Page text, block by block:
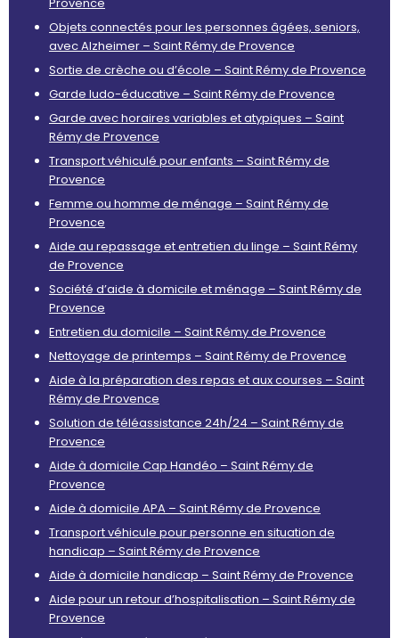
Objets connectés pour les personnes âgées, seniors,
avec Alzheimer – Saint Rémy de Provence
Sortie de crèche ou d’école – Saint Rémy de Provence
Garde ludo-éducative – Saint Rémy de Provence
Garde avec horaires variables et atypiques – Saint
Rémy de Provence
Transport véhiculé pour enfants – Saint Rémy de
Provence
Femme ou homme de ménage – Saint Rémy de
Provence
Aide au repassage et entretien du linge – Saint Rémy
de Provence
Société d’aide à domicile et ménage – Saint Rémy de
Provence
Entretien du domicile – Saint Rémy de Provence
Nettoyage de printemps – Saint Rémy de Provence
Aide à la préparation des repas et aux courses – Saint
Rémy de Provence
Solution de téléassistance 24h/24 – Saint Rémy de
Provence
Aide à domicile Cap Handéo – Saint Rémy de
Provence
Aide à domicile APA – Saint Rémy de Provence
Transport véhicule pour personne en situation de
handicap – Saint Rémy de Provence
Aide à domicile handicap – Saint Rémy de Provence
Aide pour un retour d’hospitalisation – Saint Rémy de
Provence